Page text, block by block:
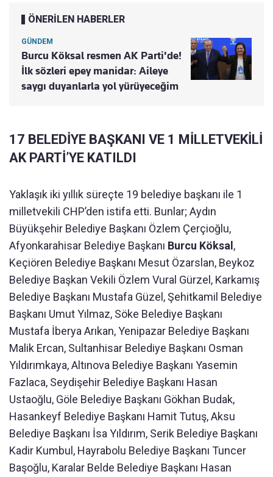
ÖNERİLEN HABERLER
GÜNDEM
Burcu Köksal resmen AK Parti'de!
İlk sözleri epey manidar: Aileye
saygı duyanlarla yol yürüyeceğim
17 BELEDİYE BAŞKANI VE 1 MİLLETVEKİLİ
AK PARTİ’YE KATILDI
Yaklaşık iki yıllık süreçte 19 belediye başkanı ile 1
milletvekili CHP’den istifa etti. Bunlar; Aydın
Büyükşehir Belediye Başkanı Özlem Çerçioğlu,
Afyonkarahisar Belediye Başkanı Burcu Köksal ,
Keçiören Belediye Başkanı Mesut Özarslan, Beykoz
Belediye Başkan Vekili Özlem Vural Gürzel, Karkamış
Belediye Başkanı Mustafa Güzel, Şehitkamil Belediye
Başkanı Umut Yılmaz, Söke Belediye Başkanı
Mustafa İberya Arıkan, Yenipazar Belediye Başkanı
Malik Ercan, Sultanhisar Belediye Başkanı Osman
Yıldırımkaya, Altınova Belediye Başkanı Yasemin
Fazlaca, Seydişehir Belediye Başkanı Hasan
Ustaoğlu, Göle Belediye Başkanı Gökhan Budak,
Hasankeyf Belediye Başkanı Hamit Tutuş, Aksu
Belediye Başkanı İsa Yıldırım, Serik Belediye Başkanı
Kadir Kumbul, Hayrabolu Belediye Başkanı Tuncer
Başoğlu, Karalar Belde Belediye Başkanı Hasan